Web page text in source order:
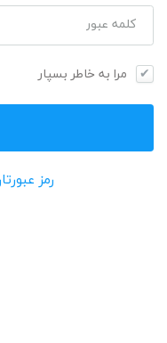
کلمه عبور
مرا به خاطر بسپار
رمز